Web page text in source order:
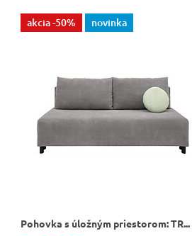
akcia-50% novinka
Pohovka s úložným priestorom: TR...